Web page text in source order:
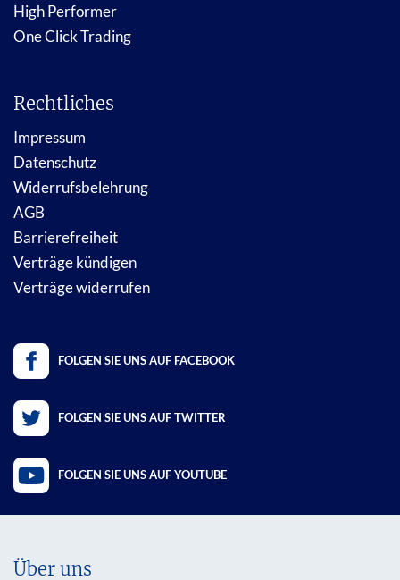
High Performer
One Click Trading
Rechtliches
Impressum
Datenschutz
Widerrufsbelehrung
AGB
Barrierefreiheit
Verträge kündigen
Verträge widerrufen
FOLGEN SIE UNS AUF FACEBOOK
FOLGEN SIE UNS AUF TWITTER
FOLGEN SIE UNS AUF YOUTUBE
Über uns